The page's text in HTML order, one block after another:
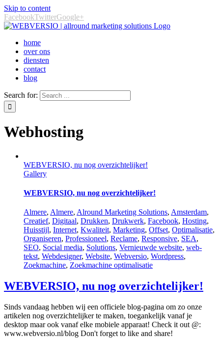
Skip to content
FacebookTwitterGoogle+
home
over ons
diensten
contact
blog
Search for:
Webhosting
WEBVERSIO, nu nog overzichtelijker!
Gallery
WEBVERSIO, nu nog overzichtelijker!
‎Almere, Almere, Alround Marketing Solutions, Amsterdam,
Creatief, Digitaal, Drukken, Drukwerk, Facebook, Hosting,
Huisstijl, Internet, Kwaliteit, Marketing, Offset, Optimalisatie,
Organiseren, Professioneel, Reclame, Responsive, SEA,
SEO, Social media, Solutions, Vernieuwde website, web-
tekst, Webdesigner, Website, Webversio, Wordpress,
Zoekmachine, Zoekmachine optimalisatie
WEBVERSIO, nu nog overzichtelijker!
Sinds vandaag hebben wij een officiele blog-pagina om zo onze
artikelen nog overzichtelijker te maken, toegankelijk vanaf je
desktop maar ook vanaf elke mobiele apparaat! Check it out @:
www.webversio.nl/blog Don't forget to like and share!